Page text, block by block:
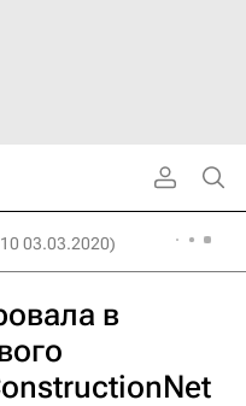
03.03.2020)
в